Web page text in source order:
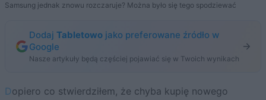
Samsung jednak znowu rozczaruje? Można było się tego spodziewać
Dodaj Tabletowo jako preferowane źródło w
Google
Nasze artykuły będą częściej pojawiać się w Twoich wynikach
Dopiero co stwierdziłem, że chyba kupię nowego